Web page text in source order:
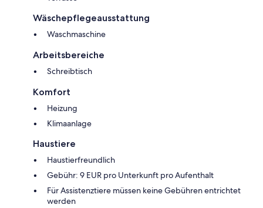
Wäschepflegeausstattung
Waschmaschine
Arbeitsbereiche
Schreibtisch
Komfort
Heizung
Klimaanlage
Haustiere
Haustierfreundlich
Gebühr: 9 EUR pro Unterkunft pro Aufenthalt
Für Assistenztiere müssen keine Gebühren entrichtet
werden